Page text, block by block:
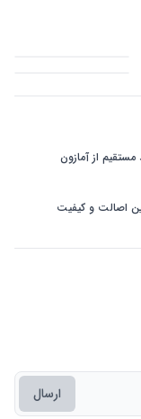
از آمازون
اصالت و کیفیت
ارسال